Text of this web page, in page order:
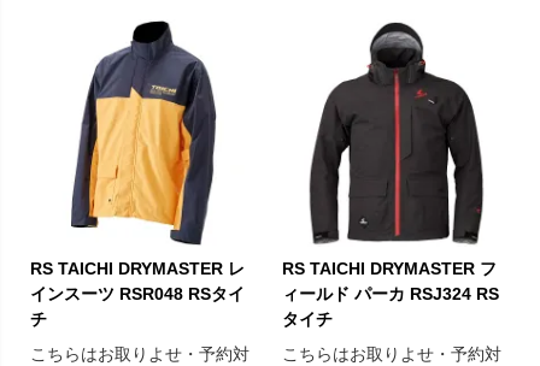
RS TAICHI DRYMASTER レ
インスーツ RSR048 RSタイ
チ
こちらはお取りよせ・予約対
RS TAICHI DRYMASTER フ
ィールド パーカ RSJ324 RS
タイチ
こちらはお取りよせ・予約対